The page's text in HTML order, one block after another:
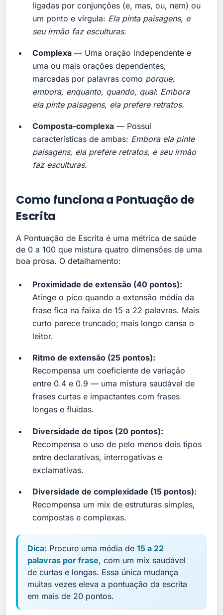
ligadas por conjunções (e, mas, ou, nem) ou
um ponto e vírgula: Ela pinta paisagens, e
seu irmão faz esculturas.
Complexa— Uma oração independente e
uma ou mais orações dependentes,
marcadas por palavras como porque,
embora, enquanto, quando, qual: Embora
ela pinte paisagens, ela prefere retratos.
Composta-complexa— Possui
características de ambas: Embora ela pinte
paisagens, ela prefere retratos, e seu irmão
faz esculturas.
Como funciona a Pontuação de
Escrita
A Pontuação de Escrita é uma métrica de saúde
de 0 a 100 que mistura quatro dimensões de uma
boa prosa. O detalhamento:
Proximidade de extensão (40 pontos):
Atinge o pico quando a extensão média da
frase fica na faixa de 15 a 22 palavras. Mais
curto parece truncado; mais longo cansa o
leitor.
Ritmo de extensão (25 pontos):
Recompensa um coeficiente de variação
entre 0.4 e 0.9 — uma mistura saudável de
frases curtas e impactantes com frases
longas e fluidas.
Diversidade de tipos (20 pontos):
Recompensa o uso de pelo menos dois tipos
entre declarativas, interrogativas e
exclamativas.
Diversidade de complexidade (15 pontos):
Recompensa um mix de estruturas simples,
compostas e complexas.
Dica: Procure uma média de15 a 22
palavras por frase, com um mix saudável
de curtas e longas. Essa única mudança
muitas vezes eleva a pontuação da escrita
em mais de 20 pontos.